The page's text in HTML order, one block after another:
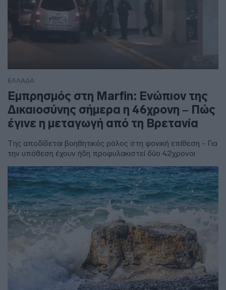
ΕΛΛΑΔΑ
Εμπρησμός στη Marfin: Ενώπιον της
Δικαιοσύνης σήμερα η 46χρονη – Πώς
έγινε η μεταγωγή από τη Βρετανία
Της αποδίδεται βοηθητικός ρόλος στη φονική επίθεση - Για
την υπόθεση έχουν ήδη προφυλακιστεί δύο 42χρονοι